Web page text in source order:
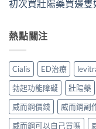
初次買壯陽藥買邊
熱點關注
Cialis ED治療
勃起功能障礙
壯陽藥
威而鋼價錢
威而鋼副
威而鋼可以自己買嗎